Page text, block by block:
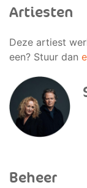
Artiesten
Deze artiest
een? Stuur dan
Beheer